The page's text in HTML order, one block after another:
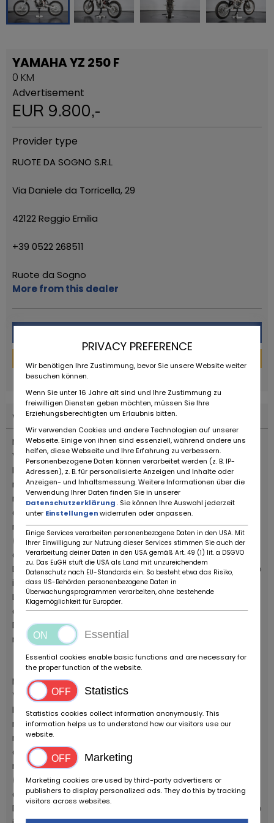
YAMAHA YZ 250 F
0 KM
Advertisement
EUR 9.800,-
Provider type
RUOTE DA SOGNO S.R.L
Via Daniele da Torricella, 29
42122 Reggio Emilia
+39 0522 268511
Ruote da Sogno
More from this dealer
powered by
Vehicle description
Moto nuova, fondo di magazzino di un concessionario
Yamaha.
Il modello del 2008 è la seconda evoluzione del 2006:
motore ottimizzato (il principale intervento è un
maggior rapporto di compressione) per ottenere piu
coppia, telaio più rigido e comparto sospensioni
rinnovato
(in particolare al posteriore) per una guidabilità
complessiva migliorata di molto.
Di fatto le evoluzioni portate dalla versione 2008 erano
il frutto delle richieste arrivate dai terreni di gara.
La versione con le plastiche bianche, più rara del
classico blu, è una chicca ulteriore.
Disponibile con cavalletto originale, libretto uso e
manutezione e kit lana di roccia per il silenziatore.
Moto nuova, fondo di magazzino di un concessionario
Yamaha.
Il modello del 2008 è la seconda evoluzione del 2006:
motore ottimizzato (il principale intervento è un
maggior rapporto di compressione) per ottenere piu
coppia, telaio più rigido e comparto sospensioni
rinnovato
(in particolare al posteriore) per una guidabilità
complessiva migliorata di molto.
Di fatto le evoluzioni portate dalla versione 2008 erano
PRIVACY PREFERENCE
Wir benötigen Ihre Zustimmung, bevor Sie unsere Website weiter
besuchen können.
Wenn Sie unter 16 Jahre alt sind und Ihre Zustimmung zu
freiwilligen Diensten geben möchten, müssen Sie Ihre
Erziehungsberechtigten um Erlaubnis bitten.
Wir verwenden Cookies und andere Technologien auf unserer
Webseite. Einige von ihnen sind essenziell, während andere uns
helfen, diese Webseite und Ihre Erfahrung zu verbessern.
Personenbezogene Daten können verarbeitet werden (z. B. IP-
Adressen), z. B. für personalisierte Anzeigen und Inhalte oder
Anzeigen- und Inhaltsmessung. Weitere Informationen über die
Verwendung Ihrer Daten finden Sie in unserer
Datenschutzerklärung. Sie können Ihre Auswahl jederzeit
unter Einstellungenwiderrufen oder anpassen.
Einige Services verarbeiten personenbezogene Daten in den USA. Mit
Ihrer Einwilligung zur Nutzung dieser Services stimmen Sie auch der
Verarbeitung deiner Daten in den USA gemäß Art. 49 (1) lit. a DSGVO
zu. Das EuGH stuft die USA als Land mit unzureichendem
Datenschutz nach EU-Standards ein. So besteht etwa das Risiko,
dass US-Behörden personenbezogene Daten in
Überwachungsprogrammen verarbeiten, ohne bestehende
Klagemöglichkeit für Europäer.
Essential
Essential cookies enable basic functions and are necessary for
the proper function of the website.
Statistics
Statistics cookies collect information anonymously. This
information helps us to understand how our visitors use our
website.
Marketing
Marketing cookies are used by third-party advertisers or
publishers to display personalized ads. They do this by tracking
visitors across websites.